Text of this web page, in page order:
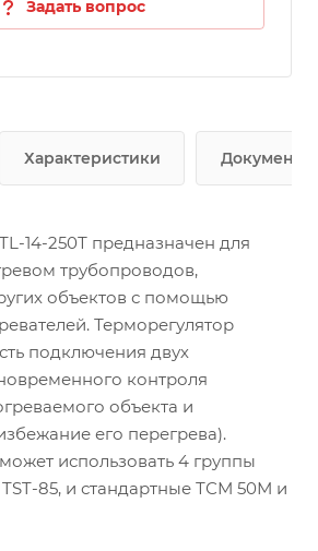
Задать вопрос
Характеристики Документы
14-250Т предназначен для
трубопроводов,
объектов с помощью
Терморегулятор
подключения двух
контроля
объекта и
его перегрева).
использовать 4 группы
TST-85, и стандартные ТСМ 50М и